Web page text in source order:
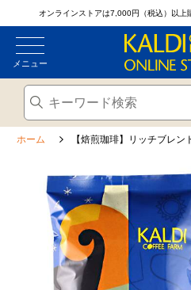
オンラインストアは7,000円（税込）以上
メニュー
ホーム 【焙煎珈琲】リッチブレン